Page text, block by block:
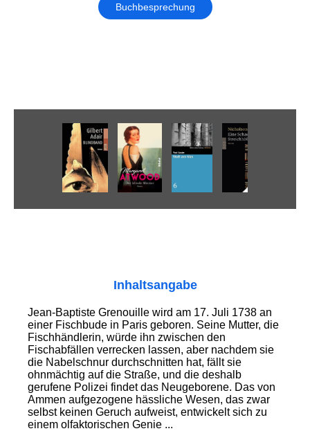
Buchbesprechung
Inhaltsangabe
Jean-Baptiste Grenouille wird am 17. Juli 1738 an
einer Fischbude in Paris geboren. Seine Mutter, die
Fischhändlerin, würde ihn zwischen den
Fischabfällen verrecken lassen, aber nachdem sie
die Nabelschnur durchschnitten hat, fällt sie
ohnmächtig auf die Straße, und die deshalb
gerufene Polizei findet das Neugeborene. Das von
Ammen aufgezogene hässliche Wesen, das zwar
selbst keinen Geruch aufweist, entwickelt sich zu
einem olfaktorischen Genie ...